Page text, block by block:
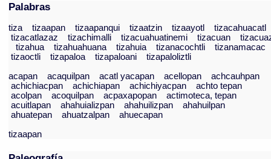
Palabras
tiza tizaapan tizaapanqui tizaatzin tizaayotl
tizacahuacatl
tizacatlazaz
tizachimalli tizacuahuatinemi tizacuan
tizahua
tizahuahuana tizahuia tizanacochtli
tizanamacac
tizaoctli
tizapaloa tizapaloani
tizapaloliztli
acapan
acaquilpan acatl yacapan acellopan
achcauhpan
achichiacpan
achichiapan achichiyacpan
achto tepan
acolpan
acoquilpan acpaxapopan
actimoteca, tepan
acuitlapan
ahahuializpan ahahuilizpan
ahahuilpan
ahuatepan
ahuatzalpan
ahuecapan
tizaapan